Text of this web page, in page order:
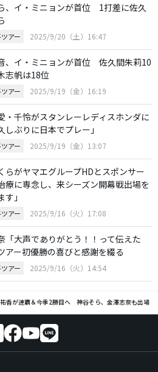
、イ・ミニョンが首位 1打差に佐久
アー 2025/9/20（土）16:47
、イ・ミニョンが首位 佐久間朱莉10
志帆は18位
アー 2025/9/19（金）16:19
・千怜がスタンレーレディスホンダに
しぶりに日本でプレー」
アー 2025/9/19（金）13:07
らがヤマエグループHDとスポンサー
療に専念し、来シーズン開幕戦出場を
す」
アー 2025/9/16（火）17:08
「大声でありがとう！！って伝えた
ー初優勝の喜びと感謝を綴る
アー 2025/9/16（火）14:54
香が連覇＆今季2勝目へ 神谷そら、金澤志奈も出場